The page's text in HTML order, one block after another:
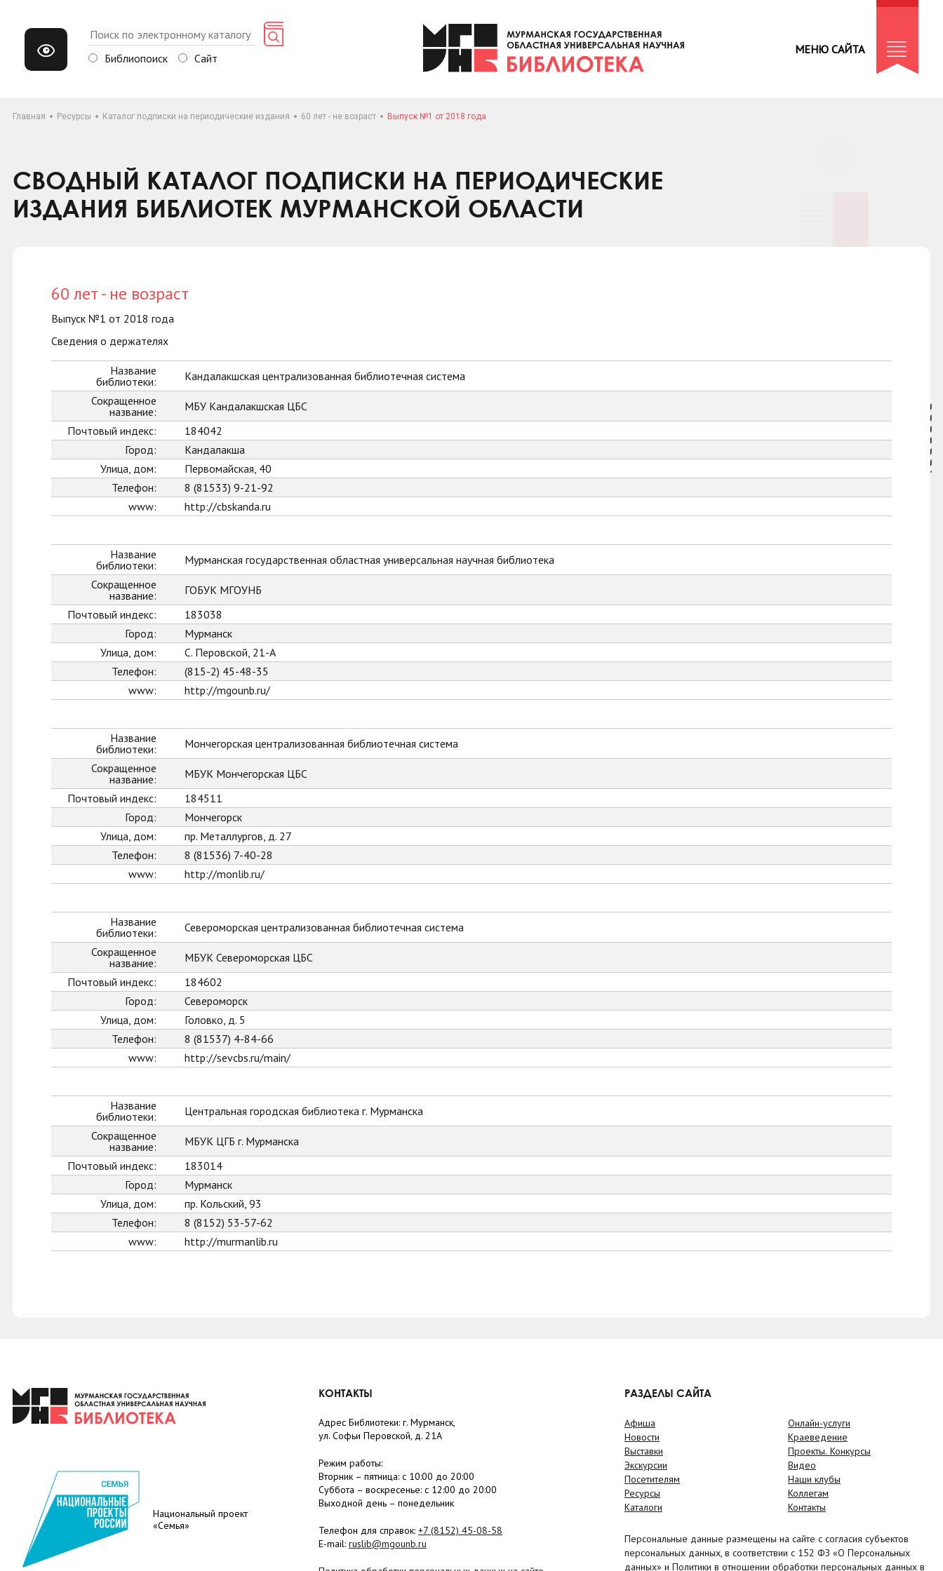
Библиопоиск Сайт
МЕНЮ САЙТА
Главная Ресурсы Каталог подписки на периодические издания 60 лет - не возраст Выпуск №1 от 2018 года
СВОДНЫЙ КАТАЛОГ ПОДПИСКИ НА ПЕРИОДИЧЕСКИЕ
ИЗДАНИЯ БИБЛИОТЕК МУРМАНСКОЙ ОБЛАСТИ
60 лет - не возраст
Выпуск №1 от 2018 года
Сведения о держателях
Название
библиотеки:
Кандалакшская централизованная библиотечная система
Сокращенное
название:
МБУ Кандалакшская ЦБС
Почтовый индекс:
184042
Город:
Кандалакша
Улица, дом:
Первомайская, 40
Телефон:
8 (81533) 9-21-92
www:
http://cbskanda.ru
Название
библиотеки:
Мурманская государственная областная универсальная научная библиотека
Сокращенное
название:
ГОБУК МГОУНБ
Почтовый индекс:
183038
Город:
Мурманск
Улица, дом:
С. Перовской, 21-А
Телефон:
(815-2) 45-48-35
www:
http://mgounb.ru/
Название
библиотеки:
Мончегорская централизованная библиотечная система
Сокращенное
название:
МБУК Мончегорская ЦБС
Почтовый индекс:
184511
Город:
Мончегорск
Улица, дом:
пр. Металлургов, д. 27
Телефон:
8 (81536) 7-40-28
www:
http://monlib.ru/
Название
библиотеки:
Североморская централизованная библиотечная система
Сокращенное
название:
МБУК Североморская ЦБС
Почтовый индекс:
184602
Город:
Североморск
Улица, дом:
Головко, д. 5
Телефон:
8 (81537) 4-84-66
www:
http://sevcbs.ru/main/
Название
библиотеки:
Центральная городская библиотека г. Мурманска
Сокращенное
название:
МБУК ЦГБ г. Мурманска
Почтовый индекс:
183014
Город:
Мурманск
Улица, дом:
пр. Кольский, 93
Телефон:
8 (8152) 53-57-62
www:
http://murmanlib.ru
Национальный проект
«Семья»
КОНТАКТЫ
Адрес Библиотеки: г. Мурманск,
ул. Софьи Перовской, д. 21А
Режим работы:
Вторник – пятница: с 10:00 до 20:00
Суббота – воскресенье: c 12:00 до 20:00
Выходной день – понедельник
Телефон для справок: +7 (8152) 45-08-58
E-mail: ruslib@mgounb.ru
РАЗДЕЛЫ САЙТА
Афиша
Новости
Выставки
Экскурсии
Посетителям
Ресурсы
Каталоги
Онлайн-услуги
Краеведение
Проекты. Конкурсы
Видео
Наши клубы
Коллегам
Контакты
Персональные данные размещены на сайте с согласия субъектов
персональных данных, в соответствии с 152 ФЗ «О Персональных
данных» и Политики в отношении обработки персональных данных в